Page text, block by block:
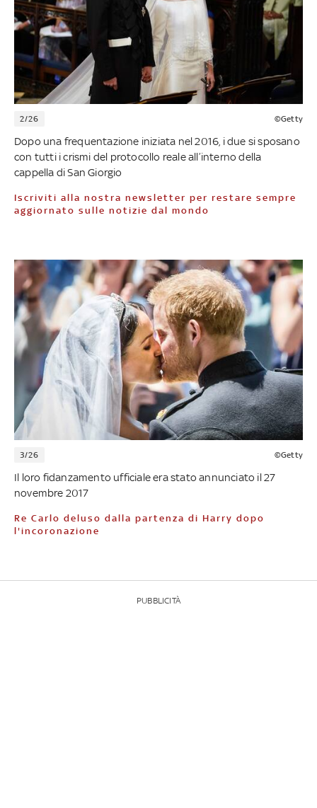
2/26 ©Getty
Dopo una frequentazione iniziata nel 2016, i due si sposano
con tutti i crismi del protocollo reale all’interno della
cappella di San Giorgio
Iscriviti alla nostra newsletter per restare sempre
aggiornato sulle notizie dal mondo
3/26 ©Getty
Il loro fidanzamento ufficiale era stato annunciato il 27
novembre 2017
Re Carlo deluso dalla partenza di Harry dopo
l'incoronazione
PUBBLICITÀ